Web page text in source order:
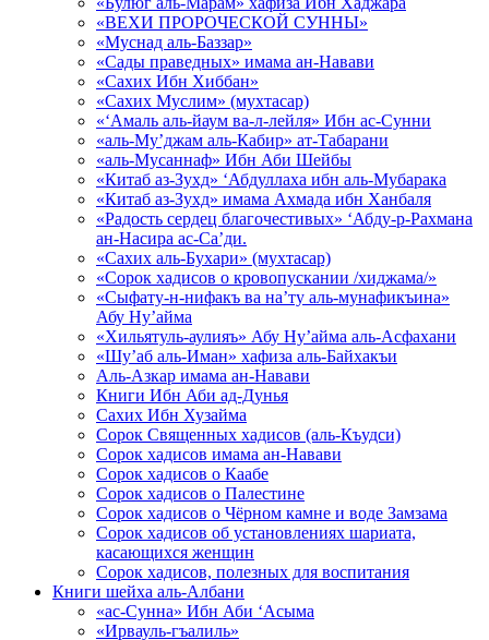
«ВЕХИ ПРОРОЧЕСКОЙ СУННЫ»
«Муснад аль-Баззар»
«Сады праведных» имама ан-Навави
«Сахих Ибн Хиббан»
«Сахих Муслим» (мухтасар)
«‘Амаль аль-йаум ва-л-лейля» Ибн ас-Сунни
«аль-Му’джам аль-Кабир» ат-Табарани
«аль-Мусаннаф» Ибн Аби Шейбы
«Китаб аз-Зухд» ‘Абдуллаха ибн аль-Мубарака
«Китаб аз-Зухд» имама Ахмада ибн Ханбаля
«Радость сердец благочестивых» ‘Абду-р-Рахмана
ан-Насира ас-Са’ди.
«Сахих аль-Бухари» (мухтасар)
«Сорок хадисов о кровопускании /хиджама/»
«Сыфату-н-нифакъ ва на’ту аль-мунафикъина»
Абу Ну’айма
«Хильятуль-аулияъ» Абу Ну’айма аль-Асфахани
«Шу’аб аль-Иман» хафиза аль-Байхакъи
Аль-Азкар имама ан-Навави
Книги Ибн Аби ад-Дунья
Сахих Ибн Хузайма
Сорок Священных хадисов (аль-Къудси)
Сорок хадисов имама ан-Навави
Сорок хадисов о Каабе
Сорок хадисов о Палестине
Сорок хадисов о Чёрном камне и воде Замзама
Сорок хадисов об установлениях шариата,
касающихся женщин
Сорок хадисов, полезных для воспитания
Книги шейха аль-Албани
«ас-Сунна» Ибн Аби ‘Асыма
«Ирвауль-гъалиль»